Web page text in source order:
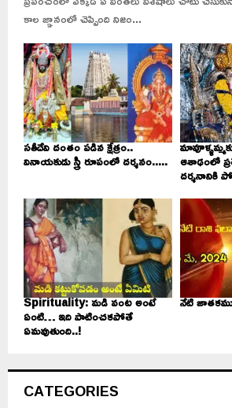
కాల జ్ఞానంలో చెప్పింది నిజం...
సతీదేవి దంతం పడిన క్షేత్రం..
వినాయకుడు స్త్రీ రూపంలో దర్శనం..... ఆశాఢంలో
దర్శనానికి
Spirituality: మడి వంట అంటే
ఏంటి… ఇది పాటించకపోతే
ఏమవుతుంది..!
నేటి
CATEGORIES